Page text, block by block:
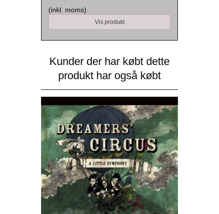
(inkl. moms)
Vis produkt
Kunder der har købt dette
produkt har også købt